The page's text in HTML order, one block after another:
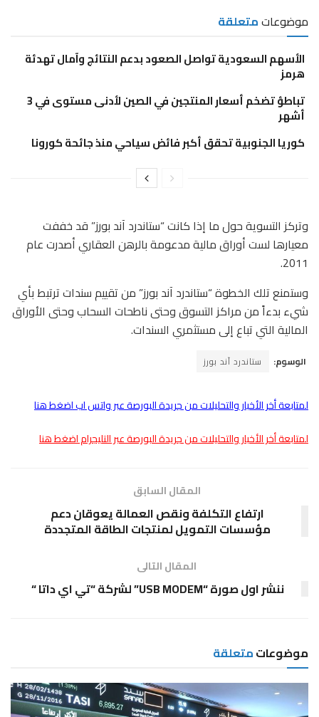
موضوعاتمتعلقة
الأسهم السعودية تواصل الصعود بدعم النتائج وآمال تهدئة
هرمز
تباطؤ تضخم أسعار المنتجين في الصين لأدنى مستوى في 3
أشهر
كوريا الجنوبية تحقق أكبر فائض سياحي منذ جائحة كورونا
وتركز التسوية حول ما إذا كانت “ستاندرد آند بورز” قد خففت
معيارها لست أوراق مالية مدعومة بالرهن العقاري أصدرت عام
2011.
وستمنع تلك الخطوة “ستاندرد آند بورز” من تقييم سندات ترتبط بأي
شيء بدءاً من مراكز التسوق وحتى ناطحات السحاب وحتى الأوراق
المالية التي تباع إلى مستثمري السندات.
الوسوم: ستاندرد آند بورز
لمتابعة أخر الأخبار والتحليلات من جريدة البورصة عبر واتس اب اضغط هنا
لمتابعة أخر الأخبار والتحليلات من جريدة البورصة عبر التليجرام اضغط هنا
المقال السابق
ارتفاع التكلفة ونقص العمالة يعوقان دعم
مؤسسات التمويل لمنتجات الطاقة المتجددة
المقال التالى
ننشر اول صورة “USB MODEM” لشركة “تي اي داتا “
موضوعاتمتعلقة